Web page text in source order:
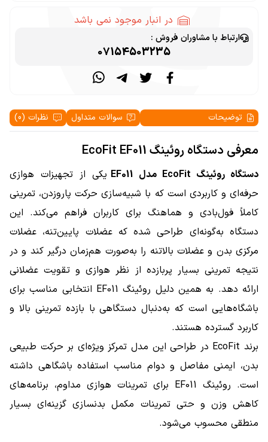
در انبار موجود نمی باشد
ارتباط با مشاوران فروش :
07154503235
توضیحات سوالات متداول نظرات (0)
معرفی دستگاه روئینگ EcoFit EF011
دستگاه روئینگ EcoFit مدل EF011
یکی از تجهیزات هوازی
حرفه‌ای و کاربردی است که با شبیه‌سازی حرکت پاروزدن، تمرینی
کاملاً فول‌بادی و هماهنگ برای کاربران فراهم می‌کند. این
دستگاه به‌گونه‌ای طراحی شده که عضلات پایین‌تنه، عضلات
مرکزی بدن و عضلات بالاتنه را به‌صورت هم‌زمان درگیر کند و در
نتیجه تمرینی بسیار پربازده از نظر هوازی و تقویت عضلانی
ارائه دهد. به همین دلیل روئینگ EF011 انتخابی مناسب برای
باشگاه‌هایی است که به‌دنبال دستگاهی با بازده تمرینی بالا و
کاربرد گسترده هستند.
برند EcoFit در طراحی این مدل تمرکز ویژه‌ای بر حرکت طبیعی
بدن، ایمنی مفاصل و دوام مناسب استفاده باشگاهی داشته
است. روئینگ EF011 برای تمرینات هوازی مداوم، برنامه‌های
کاهش وزن و حتی تمرینات مکمل بدنسازی گزینه‌ای بسیار
منطقی محسوب می‌شود.